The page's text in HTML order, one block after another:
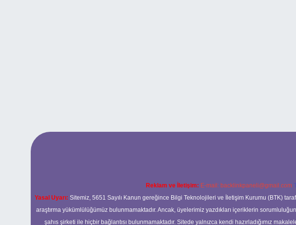
Reklam ve İletişim: E-mail: backlinkpaneli@gmail.com
Yasal Uyarı: Sitemiz, 5651 Sayılı Kanun gereğince Bilgi Teknolojileri ve İletişim Kurumu (BTK)
araştırma yükümlülüğümüz bulunmamaktadır. Ancak, üyelerimiz yazdıkları içeriklerin
şahıs şirketi ile hiçbir bağlantısı bulunmamaktadır. Sitede yalnızca kendi hazırladığımız